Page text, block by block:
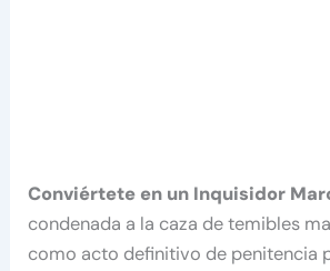
Conviértete en un Inquisidor
condenada a la caza de temibles
como acto definitivo de penitencia